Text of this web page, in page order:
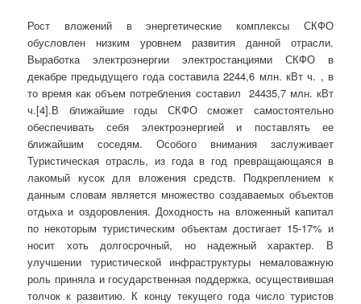
Рост вложений в энергетические комплексы СКФО
обусловлен низким уровнем развития данной отрасли.
Выработка электроэнергии электростанциями СКФО в
декабре предыдущего года составила 2244,6 млн. кВт ч. , в
то время как объем потребления составил 24435,7 млн. кВт
ч.[4].В ближайшие годы СКФО сможет самостоятельно
обеспечивать себя электроэнергией и поставлять ее
ближайшим соседям. Особого внимания заслуживает
Туристическая отрасль, из года в год превращающаяся в
лакомый кусок для вложения средств. Подкреплением к
данным словам является множество создаваемых объектов
отдыха и оздоровления. Доходность на вложенный капитал
по некоторым туристическим объектам достигает 15-17% и
носит хоть долгосрочный, но надежный характер. В
улучшении туристической инфраструктуры немаловажную
роль приняла и государственная поддержка, осуществившая
толчок к развитию. К концу текущего года число туристов